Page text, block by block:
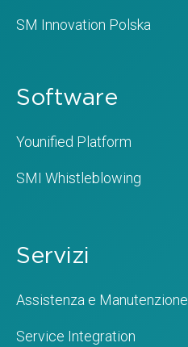
SM Innovation Polska
Software
Younified Platform
SMI Whistleblowing
Servizi
Assistenza e Manutenzione
Service Integration